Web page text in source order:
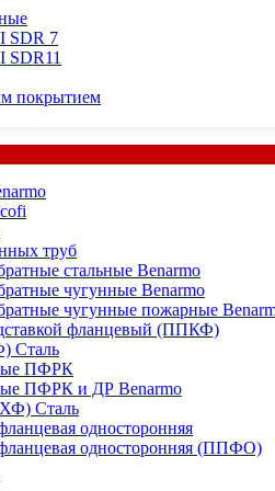
SDR 7
SDR11
покрытием
труб
стальные Benarmo
чугунные Benarmo
чугунные пожарные
фланцевый (ППКФ)
Сталь
ПФРК
ПФРК и ДР Benarmo
Сталь
односторонняя
односторонняя (ППФО)